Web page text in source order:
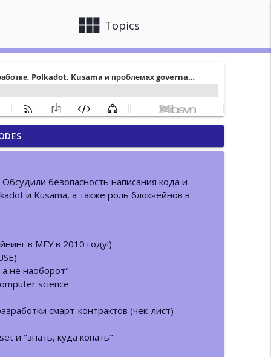
view_module Topics
блокчейна info_outline
и новом продукте
и стандарты
в новой реальности
безопасность написания кода и
и Kusama, а также роль блокчейнов в
в МГУ в 2010 году!)
не наоборот"
science
смарт-контрактов (чек-лист)
и "знать, куда копать"